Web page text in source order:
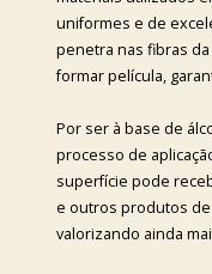
uniformes e de
penetra nas fibras
formar película,
Por ser à base de
processo de
superfície pode
e outros produtos
valorizando ainda